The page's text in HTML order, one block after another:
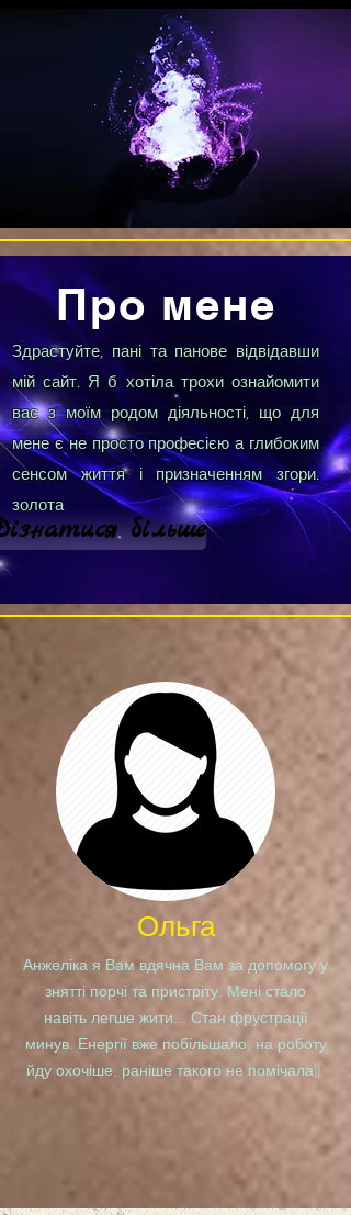
Про мене
Здрастуйте, пані та панове відвідавши
мій сайт. Я б хотіла трохи ознайомити
вас з моїм родом діяльності, що для
мене є не просто професією а глибоким
сенсом життя і призначенням згори.
золота
більше
Ольга
Анжеліка я Вам вдячна Вам за допомогу у
знятті порчі та пристріту. Мені стало
навіть легше жити... Стан фрустрації
минув. Енергії вже побільшало, на роботу
йду охочіше, раніше такого не помічала))